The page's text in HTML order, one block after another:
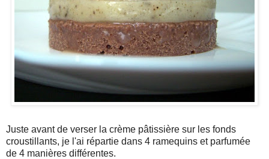
Juste avant de verser la crème pâtissière sur les fonds
croustillants, je l'ai répartie dans 4 ramequins et parfumée
de 4 manières différentes.